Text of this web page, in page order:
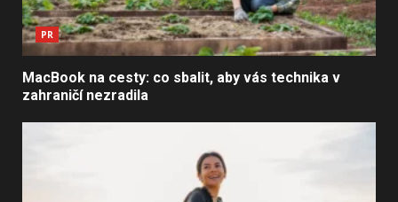
PR
MacBook na cesty: co sbalit, aby vás technika v
zahraničí nezradila